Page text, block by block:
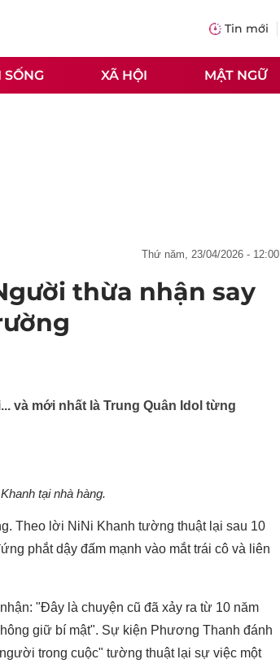
Tin mới
XÃ HỘI MẬT NGỮ
thứ năm, 23/04/2026 - 12:00
thừa nhận say
và mới nhất là Trung Quân Idol từng
tại nhà hàng.
Theo lời NiNi Khanh tường thuật lại sau 10
phắt dậy đấm mạnh vào mắt trái cô và liên
"Đây là chuyện cũ đã xảy ra từ 10 năm
giữ bí mật". Sự kiện Phương Thanh đánh
trong cuộc" tường thuật lại sự việc một